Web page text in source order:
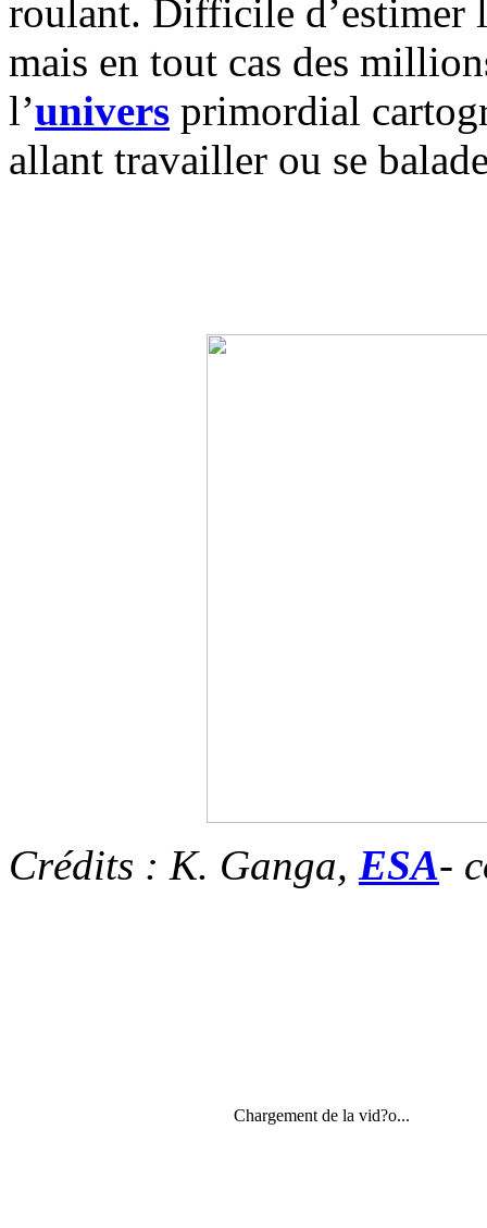
roulant. Difficile d’estimer
mais en tout cas des
l’univers primordial
allant travailler ou se
Crédits : K. Ganga, ESA-